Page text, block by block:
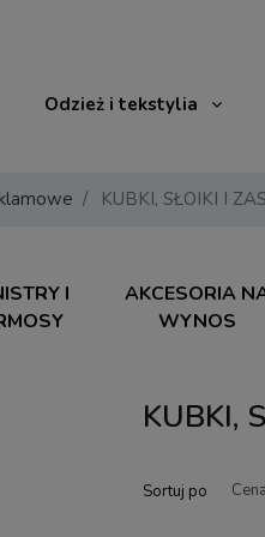
Odzież i tekstylia
KUBKI, SŁOIKI I
I
AKCESORIA
WYNOS
KUBKI,
Sortuj po